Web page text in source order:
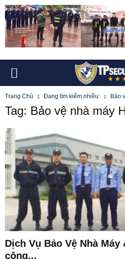
Trang Chủ Đang tìm kiếm nhiều: Bảo
Tag: Bảo vệ nhà máy
Dịch Vụ Bảo Vệ Nhà
công...